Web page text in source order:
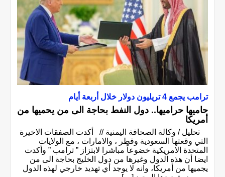
ترامب يجمع 4 تريليون دولار خلال أربعة أيام
حاميها حراميها.. دول النفط بحاجة الى من يحميها من
أمريكا
تحليل / وكالة الصحافة اليمنية // أكدت الصفقات الاخيرة
التي وقعتها السعودية وقطر ، والامارات ، مع الولايات
المتحدة الامريكية خضوعاً مباشرا لابتزاز ” ترامب ” وأكدت
ايضا أن هذه الدول وغيرها من دول الخليج بحاجة الى من
يجميها من أمريكا، وانه لا يوجد أي تهديد خارجي لهذه الدول